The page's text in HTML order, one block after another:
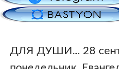
ДЛЯ ДУШИ... 28